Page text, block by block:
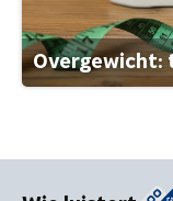
Overgewicht: